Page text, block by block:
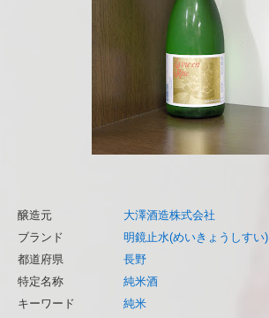
醸造元
大澤酒造株式会社
ブランド
明鏡止水(めいきょうしすい)
都道府県
長野
特定名称
純米酒
キーワード
純米